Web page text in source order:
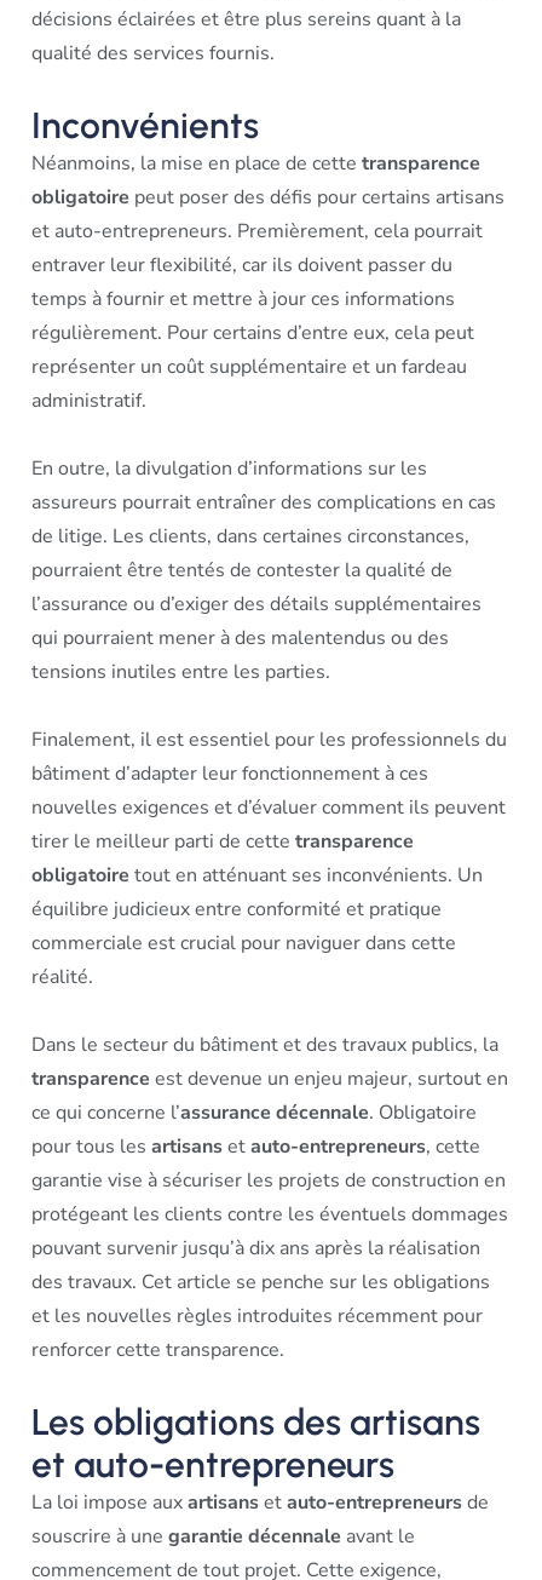
décisions éclairées et être plus sereins quant à la
qualité des services fournis.
Inconvénients
Néanmoins, la mise en place de cette transparence
obligatoire peut poser des défis pour certains artisans
et auto-entrepreneurs. Premièrement, cela pourrait
entraver leur flexibilité, car ils doivent passer du
temps à fournir et mettre à jour ces informations
régulièrement. Pour certains d’entre eux, cela peut
représenter un coût supplémentaire et un fardeau
administratif.
En outre, la divulgation d’informations sur les
assureurs pourrait entraîner des complications en cas
de litige. Les clients, dans certaines circonstances,
pourraient être tentés de contester la qualité de
l’assurance ou d’exiger des détails supplémentaires
qui pourraient mener à des malentendus ou des
tensions inutiles entre les parties.
Finalement, il est essentiel pour les professionnels du
bâtiment d’adapter leur fonctionnement à ces
nouvelles exigences et d’évaluer comment ils peuvent
tirer le meilleur parti de cette transparence
obligatoire tout en atténuant ses inconvénients. Un
équilibre judicieux entre conformité et pratique
commerciale est crucial pour naviguer dans cette
réalité.
Dans le secteur du bâtiment et des travaux publics, la
transparence est devenue un enjeu majeur, surtout en
ce qui concerne l’assurance décennale. Obligatoire
pour tous les artisansetauto-entrepreneurs, cette
garantie vise à sécuriser les projets de construction en
protégeant les clients contre les éventuels dommages
pouvant survenir jusqu’à dix ans après la réalisation
des travaux. Cet article se penche sur les obligations
et les nouvelles règles introduites récemment pour
renforcer cette transparence.
Les obligations des artisans
et auto-entrepreneurs
La loi impose auxartisansetauto-entrepreneursde
souscrire à une garantie décennale avant le
commencement de tout projet. Cette exigence,